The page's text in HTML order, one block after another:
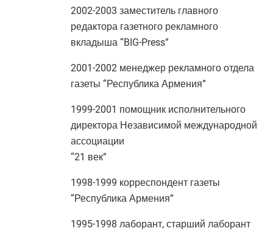
2002-2003 заместитель главного
редактора газетного рекламного
вкладыша “BIG-Press”
2001-2002 менеджер рекламного отдела
газеты “Республика Армения”
1999-2001 помощник исполнительного
директора Независимой международной
ассоциации
“21 век”
1998-1999 корреспондент газеты
“Республика Армения”
1995-1998 лаборант, старший лаборант